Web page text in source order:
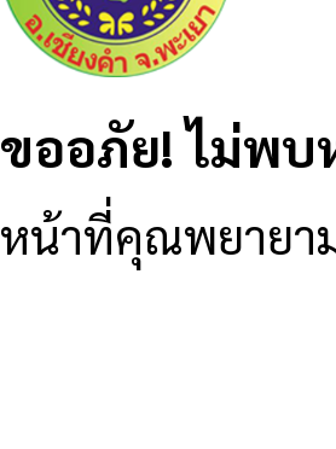
ขออภัย! ไม่พ
หน้าที่คุณพยายาม